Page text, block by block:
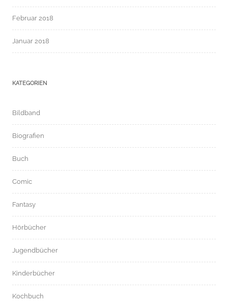
Februar 2018
Januar 2018
KATEGORIEN
Bildband
Biografien
Buch
Comic
Fantasy
Hörbücher
Jugendbücher
Kinderbücher
Kochbuch